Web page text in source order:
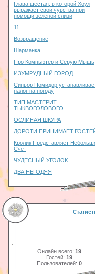
Глава шестая, в которой Хоул
выражает свои чувства при
помощи зелёной слизи
11
Возвращение
Шарманка
Про Компьютер и Серую Мышь
ИЗУМРУДНЫЙ ГОРОД
Синьор Помидор
налог на погоду
ТИП МАСТЕРИТ
ТЫКВОГОЛОВОГО
ОСЛИНАЯ ШКУРА
ДОРОТИ ПРИНИМАЕТ
Кролик Представляет
Счет
ЧУДЕСНЫЙ УГОЛОК
ДВА НЕГОДЯЯ
Онлайн всего: 19
Гостей: 19
Пользователей: 0